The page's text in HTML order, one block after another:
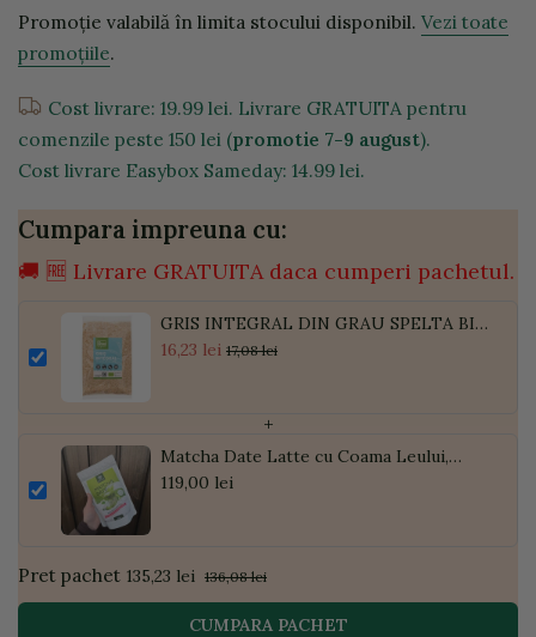
Promoție valabilă în limita stocului disponibil. Vezi toate
promoțiile.
Cost livrare: 19.99 lei. Livrare GRATUITA pentru
comenzile peste 150 lei (promotie 7-9 august).
Cost livrare Easybox Sameday: 14.99 lei.
Cumpara impreuna cu:
🚚 🆓 Livrare GRATUITA daca cumperi pachetul.
GRIS INTEGRAL DIN GRAU SPELTA BIO
500G
16,23 lei 17,08 lei
+
Matcha Date Latte cu Coama Leului,
Pudră de Curmale și Ghimbir, ECO, 300g
119,00 lei
Pret pachet 135,23 lei 136,08 lei
CUMPARA PACHET